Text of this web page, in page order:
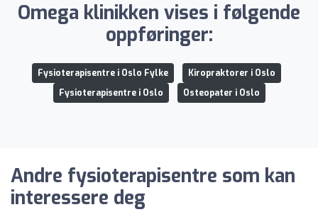
Omega klinikken vises i følgende
oppføringer:
Fysioterapisentre i Oslo Fylke
Kiropraktorer i Oslo
Fysioterapisentre i Oslo
Osteopater i Oslo
Andre fysioterapisentre som kan
interessere deg